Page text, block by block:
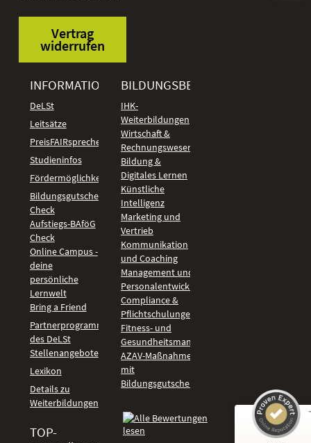
Vertrag
widerrufen
INFORMATIONEN
DeLSt
Leitsätze
PreisFAIRsprechen
Studieninfos
Fördermöglichkeiten
Bildungsgutschein
Check
Aufstiegs-BAföG
Check
Online Campus -
deine
persönliche
Lernwelt
Bring a Friend
Partnerprogramm
des DeLSt
Stellenangebote
Lexikon
Details zu
Weiterbildungen
TOP-
BILDUNGSBEREICHE
IHK-
Weiterbildungen
Wirtschaft &
Rechnungswesen
Bildung &
Digitales Lernen
Künstliche
Intelligenz
Marketing und
Vertrieb
Kommunikation
und Coaching
Management und
Personalentwicklung
Compliance &
Pflichtschulungen
Fitness- und
Gesundheitsmanagement
AZAV-Maßnahmen
mit
Bildungsgutschein
Kundenbewertungen und Erfahrungen zu